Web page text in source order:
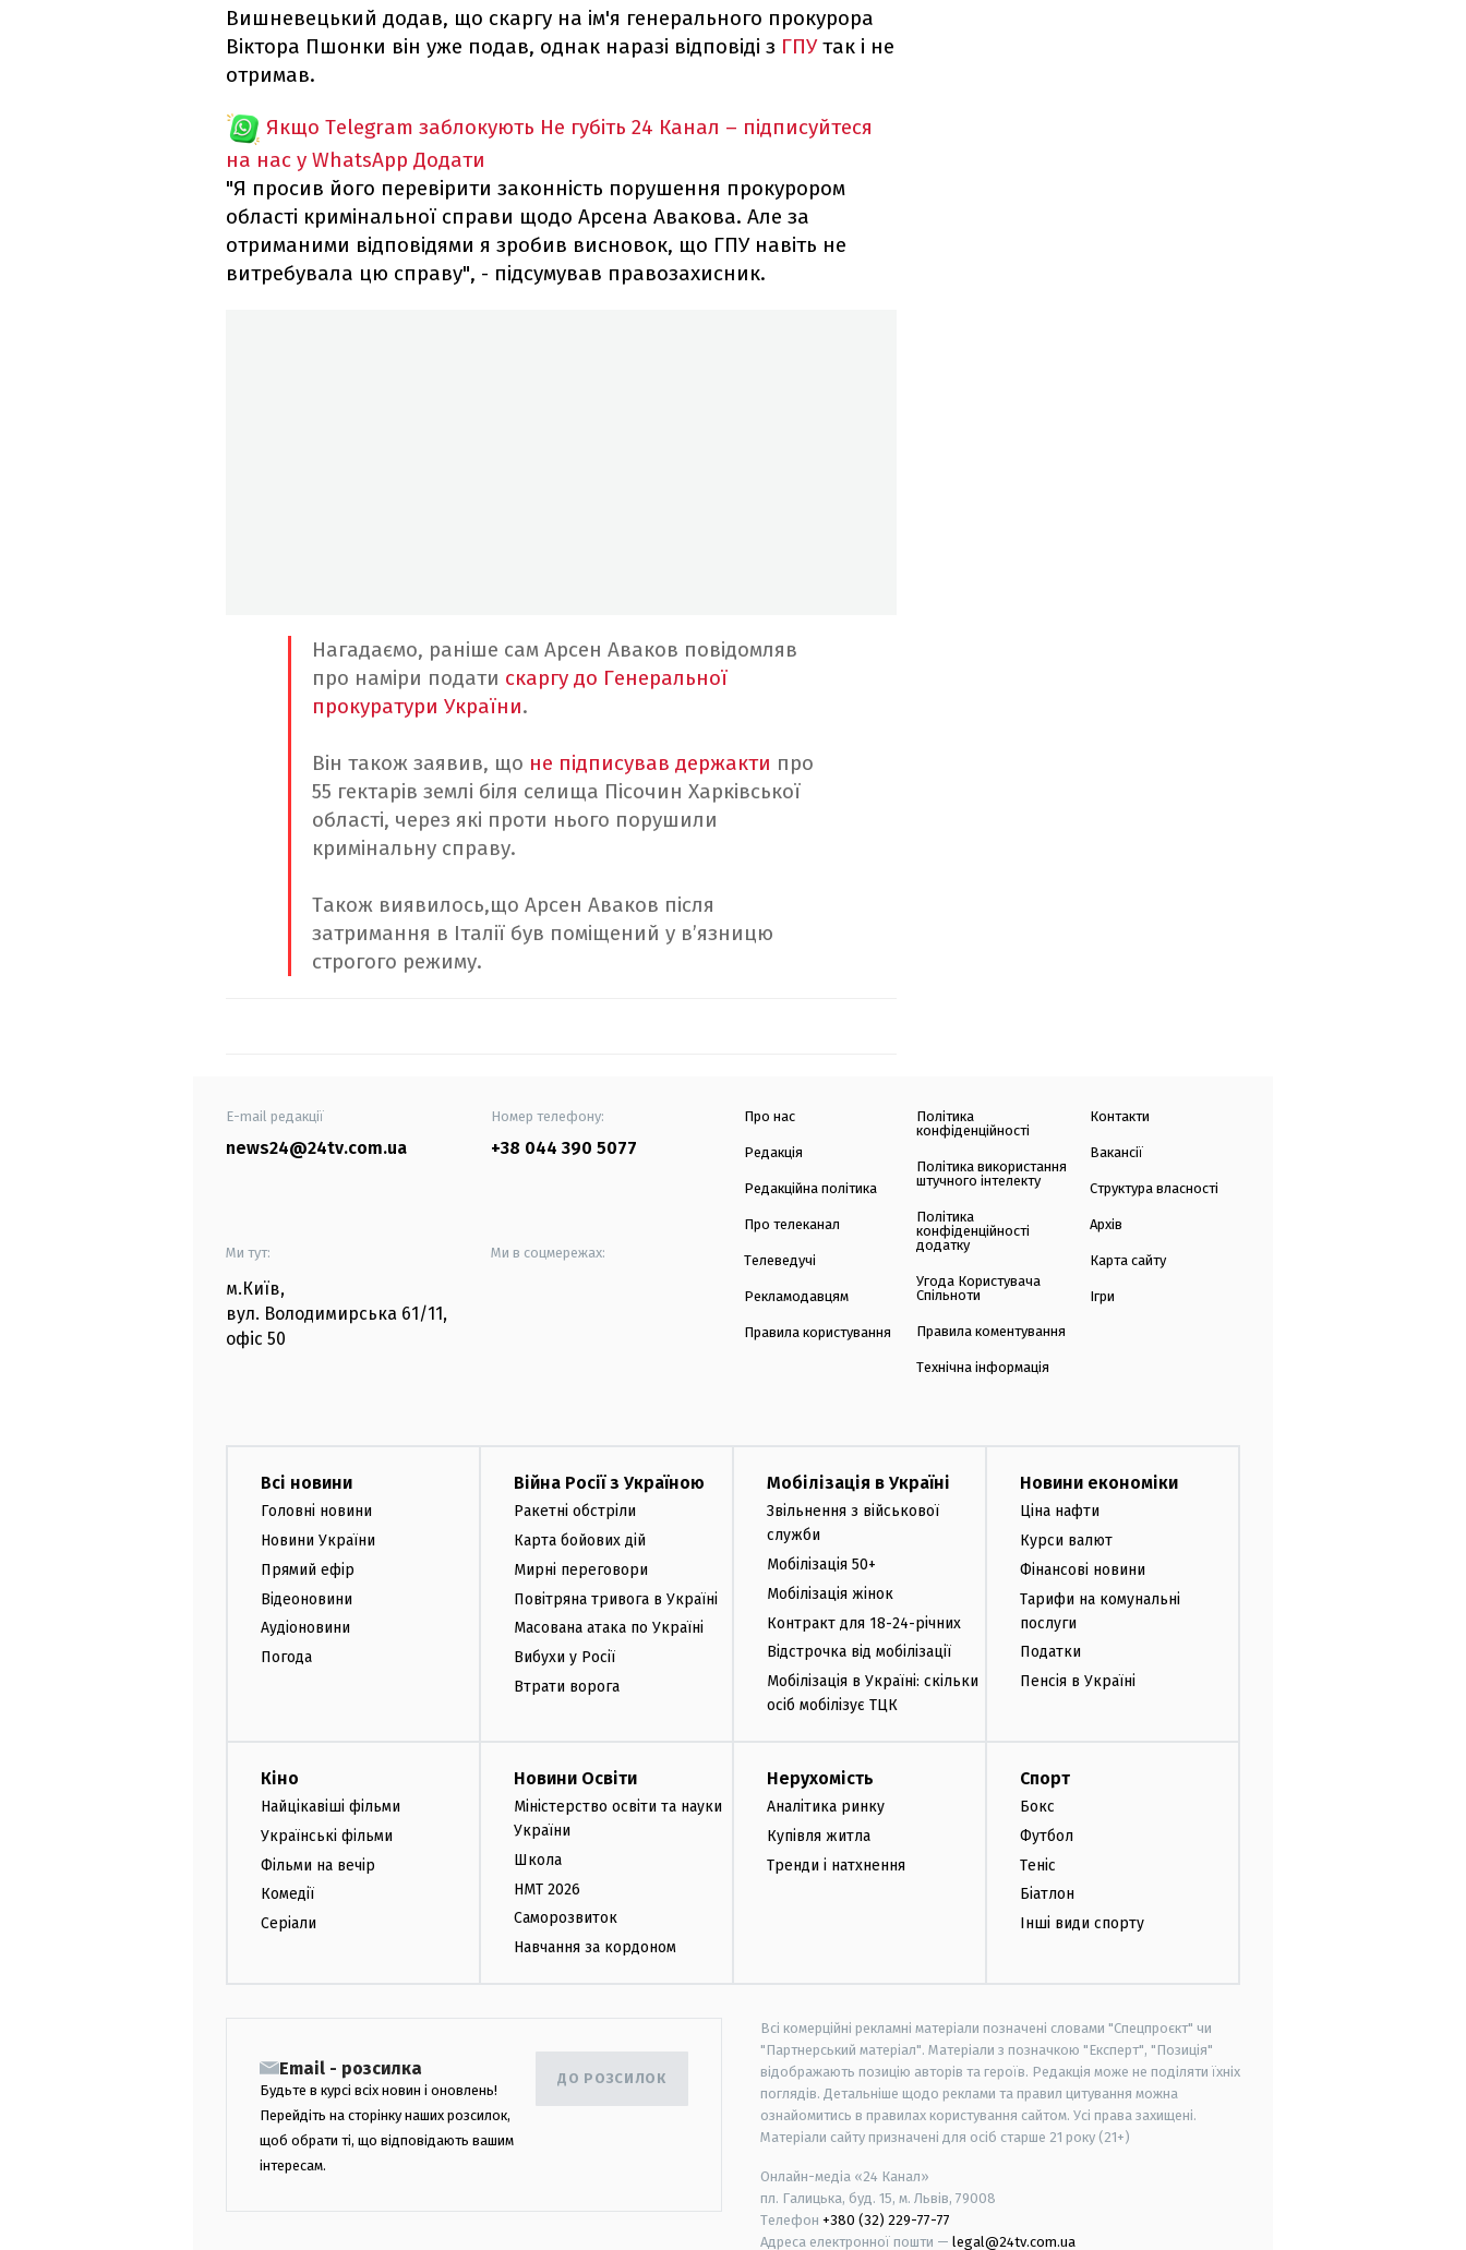
Вишневецький додав, що скаргу на ім'я генерального прокурора
Віктора Пшонки він уже подав, однак наразі відповіді з ГПУтак і не
отримав.
Якщо Telegram заблокують Не губіть 24 Канал – підписуйтеся
на нас у WhatsApp Додати
"Я просив його перевірити законність порушення прокурором
області кримінальної справи щодо Арсена Авакова. Але за
отриманими відповідями я зробив висновок, що ГПУ навіть не
витребувала цю справу", - підсумував правозахисник.
Нагадаємо, раніше сам Арсен Аваков повідомляв
про наміри подати скаргу до Генеральної
прокуратури України.
Він також заявив, що не підписував держакти про
55 гектарів землі біля селища Пісочин Харківської
області, через які проти нього порушили
кримінальну справу.
Також виявилось,що Арсен Аваков після
затримання в Італії був поміщений у в’язницю
строгого режиму.
E-mail редакції
news24@24tv.com.ua
Номер телефону:
+38 044 390 5077
Ми тут:
м.Київ,
вул. Володимирська 61/11,
офіс 50
Ми в соцмережах:
Про нас
Редакція
Редакційна політика
Про телеканал
Телеведучі
Рекламодавцям
Правила користування
Політика
конфіденційності
Політика використання
штучного інтелекту
Політика
конфіденційності
додатку
Угода Користувача
Спільноти
Правила коментування
Технічна інформація
Контакти
Вакансії
Структура власності
Архів
Карта сайту
Ігри
Всі новини
Головні новини
Новини України
Прямий ефір
Відеоновини
Аудіоновини
Погода
Війна Росії з Україною
Ракетні обстріли
Карта бойових дій
Мирні переговори
Повітряна тривога в Україні
Масована атака по Україні
Вибухи у Росії
Втрати ворога
Мобілізація в Україні
Звільнення з військової
служби
Мобілізація 50+
Мобілізація жінок
Контракт для 18-24-річних
Відстрочка від мобілізації
Мобілізація в Україні: скільки
осіб мобілізує ТЦК
Новини економіки
Ціна нафти
Курси валют
Фінансові новини
Тарифи на комунальні
послуги
Податки
Пенсія в Україні
Кіно
Найцікавіші фільми
Українські фільми
Фільми на вечір
Комедії
Серіали
Новини Освіти
Міністерство освіти та науки
України
Школа
НМТ 2026
Саморозвиток
Навчання за кордоном
Нерухомість
Аналітика ринку
Купівля житла
Тренди і натхнення
Спорт
Бокс
Футбол
Теніс
Біатлон
Інші види спорту
Email - розсилка
Будьте в курсі всіх новин і оновлень!
Перейдіть на сторінку наших розсилок,
щоб обрати ті, що відповідають вашим
інтересам.
ДО РОЗСИЛОК
Всі комерційні рекламні матеріали позначені словами "Спецпроєкт" чи
"Партнерський матеріал". Матеріали з позначкою "Експерт", "Позиція"
відображають позицію авторів та героїв. Редакція може не поділяти їхніх
поглядів. Детальніше щодо реклами та правил цитування можна
ознайомитись в правилах користування сайтом. Усі права захищені.
Матеріали сайту призначені для осіб старше 21 року (21+)
Онлайн-медіа «24 Канал»
пл. Галицька, буд. 15, м. Львів, 79008
Телефон +380 (32) 229-77-77
Адреса електронної пошти — legal@24tv.com.ua